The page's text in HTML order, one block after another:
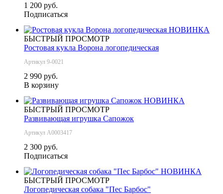
1 200 руб.
Подписаться
НОВИНКА
БЫСТРЫЙ ПРОСМОТР
Ростовая кукла Ворона логопедическая
Артикул 9-0021
2 990 руб.
В корзину
НОВИНКА
БЫСТРЫЙ ПРОСМОТР
Развивающая игрушка Сапожок
Артикул А0003417
2 300 руб.
Подписаться
НОВИНКА
БЫСТРЫЙ ПРОСМОТР
Логопедическая собака "Пес Барбос"